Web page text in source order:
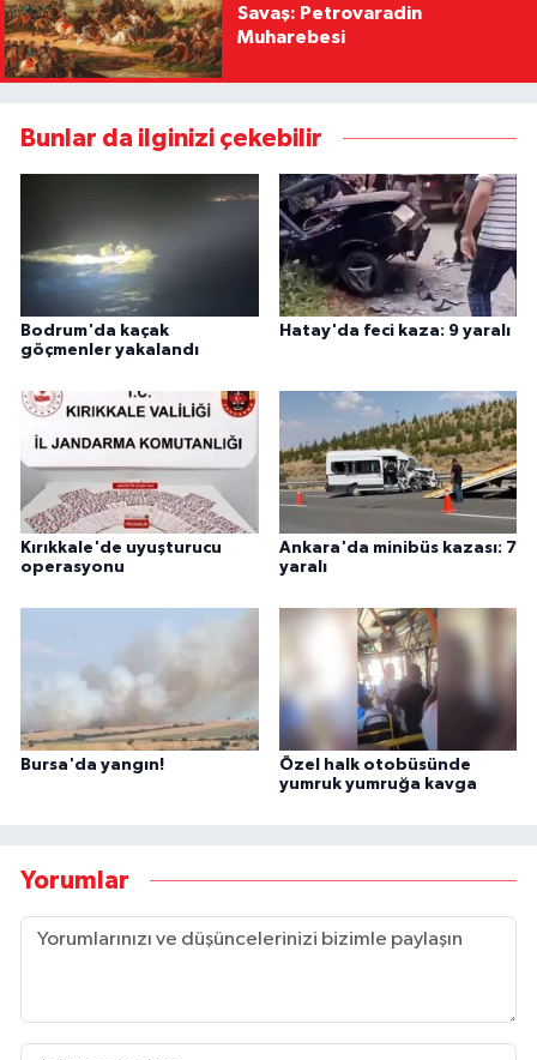
Savaş: Petrovaradin
Muharebesi
Bunlar da ilginizi çekebilir
Bodrum'da kaçak
göçmenler yakalandı
Hatay'da feci kaza: 9 yaralı
Kırıkkale'de uyuşturucu
operasyonu
Ankara'da minibüs kazası: 7
yaralı
Bursa'da yangın!
Özel halk otobüsünde
yumruk yumruğa kavga
Yorumlar